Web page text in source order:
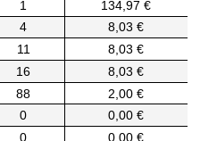
1
134,97 €
4
8,03 €
11
8,03 €
16
8,03 €
88
2,00 €
0
0,00 €
0
0,00 €